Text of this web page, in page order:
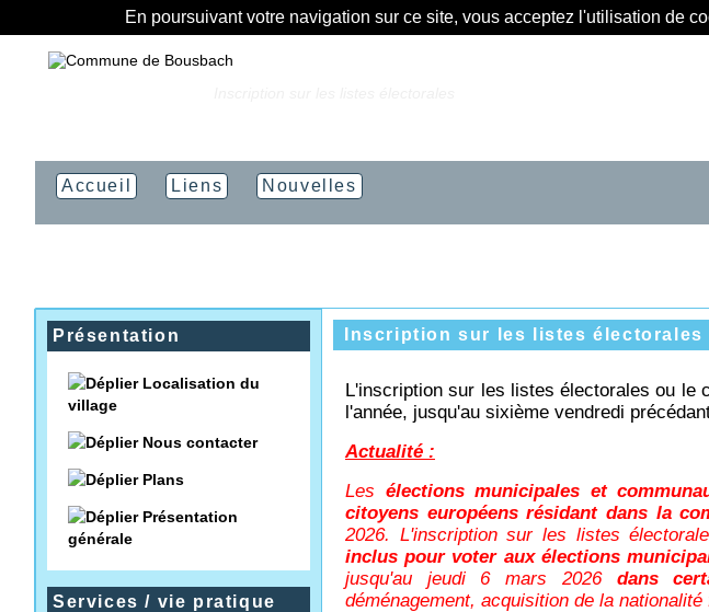
En poursuivant votre navigation sur ce site, vous acceptez l'utilisation de
Accueil Liens Nouvelles
Présentation
Localisation du
village
Nous contacter
Plans
Présentation
générale
Services / vie pratique
Inscription sur les listes électorales
L'inscription sur les listes électorales ou le
l'année, jusqu'au sixième vendredi
Actualité :
Les élections municipales et
citoyens européens résidant dans la
2026. L'inscription sur les listes
inclus pour voter aux élections
jusqu'au jeudi 6 mars 2026 dans
déménagement, acquisition de la